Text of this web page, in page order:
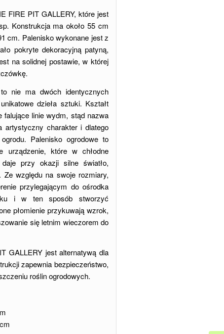
FIRE PIT GALLERY, które jest
Konstrukcja ma około 55 cm
cm. Palenisko wykonane jest z
pokryte dekoracyjną patyną,
na solidnej postawie, w której
nie ma dwóch identycznych
dzieła sztuki. Kształt
falujące linie wydm, stąd nazwa
artystyczny charakter i dlatego
Palenisko ogrodowe to
urządzenie, które w chłodne
przy okazji silne światło,
Ze względu na swoje rozmiary,
przylegającym do ośrodka
i w ten sposób stworzyć
płomienie przykuwają wzrok,
się letnim wieczorem do
GALLERY jest alternatywą dla
zapewnia bezpieczeństwo,
roślin ogrodowych.